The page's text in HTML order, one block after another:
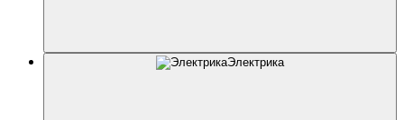
Электрика